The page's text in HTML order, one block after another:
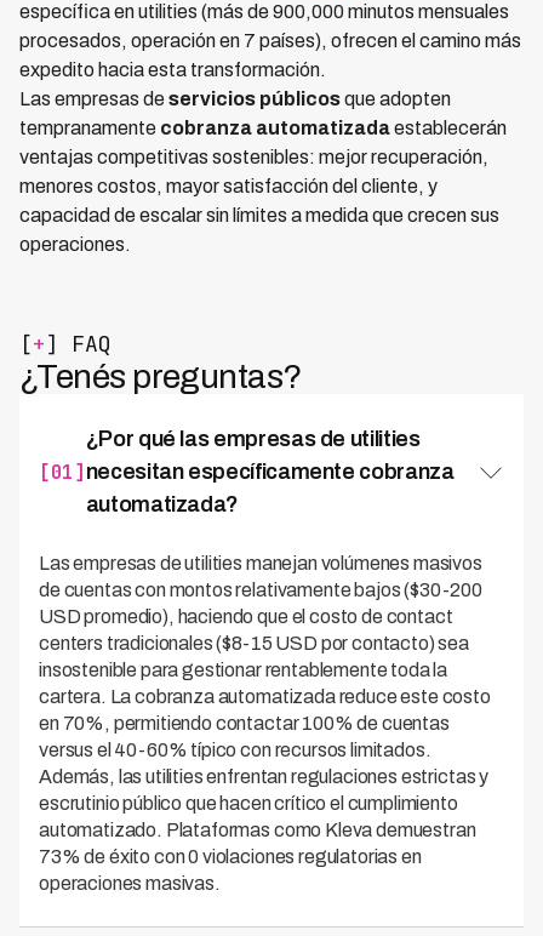
específica en utilities (más de 900,000 minutos mensuales
procesados, operación en 7 países), ofrecen el camino más
expedito hacia esta transformación.
Las empresas deservicios públicosque adopten
tempranamente cobranza automatizadaestablecerán
ventajas competitivas sostenibles: mejor recuperación,
menores costos, mayor satisfacción del cliente, y
capacidad de escalar sin límites a medida que crecen sus
operaciones.
[+] FAQ
¿Tenés preguntas?
[01]
¿Por qué las empresas de utilities
necesitan específicamente cobranza
automatizada?
Las empresas de utilities manejan volúmenes masivos
de cuentas con montos relativamente bajos ($30-200
USD promedio), haciendo que el costo de contact
centers tradicionales ($8-15 USD por contacto) sea
insostenible para gestionar rentablemente toda la
cartera. La cobranza automatizada reduce este costo
en 70%, permitiendo contactar 100% de cuentas
versus el 40-60% típico con recursos limitados.
Además, las utilities enfrentan regulaciones estrictas y
escrutinio público que hacen crítico el cumplimiento
automatizado. Plataformas como Kleva demuestran
73% de éxito con 0 violaciones regulatorias en
operaciones masivas.